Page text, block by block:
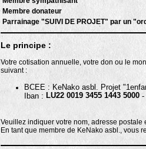
Membre donateur
Parrainage "SUIVI DE PROJET" par un
Le principe :
Votre cotisation annuelle, votre don ou le
suivant :
BCEE : KeNako asbl. Projet
Iban : LU22 0019 3455 1443 5000 -
Veuillez indiquer votre nom, adresse
En tant que membre de KeNako asbl., vous